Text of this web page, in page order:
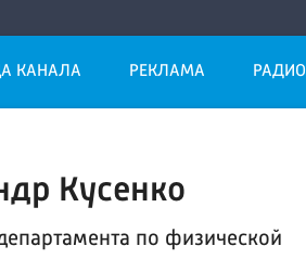
КАНАЛА РЕКЛАМА РАДИО
Кусенко
по физической